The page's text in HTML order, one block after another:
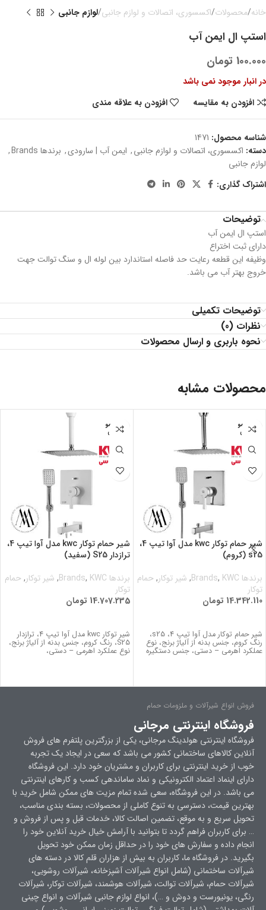
خانه محصولات اکسسوری، اتصالات و لوازم جانبی لوازم جانبی
استپ ال ایمن آب
100.000 تومان
در انبار موجود نمی باشد
افزودن به مقایسه
افزودن به علاقه مندی
شناسه محصول: 1471
دسته: اکسسوری، اتصالات و لوازم جانبی, ایمن آب | سارودی, برندها Brands
,
لوازم جانبی
اشتراک گذاری:
توضیحات
استپ ال ایمن آب
دارای ثبت اختراع
وظیفه این قطعه رعایت حد فاصله استاندارد بین لوله ال و سنگ توالت جهت
خروج بهتر آب می باشد.
توضیحات تکمیلی
نظرات (0)
نحوه باربری و ارسال محصولات
محصولات مشابه
اتمام مو
جودی
شیر حمام توکار kwc مدل آوا تیپ 4،
s25 (کروم)
برندها Brands
, KWC
, شیر توکار, حمام
توکار
14.342.110 تومان
شیر حمام توکار مدل آوا تیپ 4، s25،
رنگ کروم، جنس بدنه از آلیاژ برنج، نوع
عملکرد اهرمی – دستی، جنس دستگیره
اتمام مو
جودی
شیر حمام توکار kwc مدل آوا تیپ 4،
ترازدار S25 (سفید)
برندها Brands
, KWC
, شیر توکار, حمام
توکار
14.707.235 تومان
شیر توکار kwc مدل آوا تیپ 4، ترازدار
S25، رنگ کروم، جنس بدنه از آلیاژ برنج،
نوع عملکرد اهرمی – دستی،
فروش انواع شیرآلات و ملزومات حمام
فروشگاه اینترنتی مرجانی
فروشگاه اینترنتی هولدینگ مرجانی، یکی از بزرگترین پلتفرم های فروش
آنلاین کالاهای ساختمانی کشور می باشد که سعی در ایجاد یک تجربه
خوب از خرید اینترنتی برای کاربران و مشتریان خود دارد. این فروشگاه
دارای اینماد اعتماد الکترونیکی و نماد ساماندهی کسب و کارهای اینترنتی
می باشد. در این فروشگاه، سعی شده تمام مزیت های ممکن شامل خرید با
بهترین قیمت، دسترسی به تنوع کاملی از محصولات، بسته بندی مناسب،
تحویل سریع و به موقع، تضمین اصالت کالا، خدمات قبل و پس از فروش و
… برای کاربران فراهم گردد تا بتوانید با آرامش خیال خرید آنلاین خود را
انجام داده و سفارش های خود را در حداقل زمان ممکن خود تحویل
بگیرید. در فروشگاه ما، کاربران به بیش از هزاران قلم کالا در دسته های
شیرآلات ساختمانی (شامل انواع شیرآلات آشپزخانه، شیرآلات روشویی،
شیرآلات حمام، شیرآلات توالت، شیرآلات هوشمند، شیرآلات توکار، شیرآلات
رنگی، یونیورست و دوش و …)، انواع لوازم جانبی شیرآلات و انواع چینی